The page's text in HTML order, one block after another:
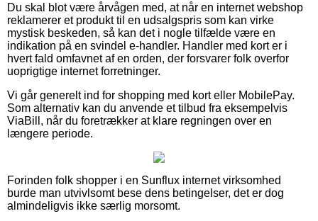
Du skal blot være årvågen med, at når en internet webshop
reklamerer et produkt til en udsalgspris som kan virke
mystisk beskeden, så kan det i nogle tilfælde være en
indikation på en svindel e-handler. Handler med kort er i
hvert fald omfavnet af en orden, der forsvarer folk overfor
uoprigtige internet forretninger.
Vi går generelt ind for shopping med kort eller MobilePay.
Som alternativ kan du anvende et tilbud fra eksempelvis
ViaBill, når du foretrækker at klare regningen over en
længere periode.
Forinden folk shopper i en Sunflux internet virksomhed
burde man utvivlsomt bese dens betingelser, det er dog
almindeligvis ikke særlig morsomt.